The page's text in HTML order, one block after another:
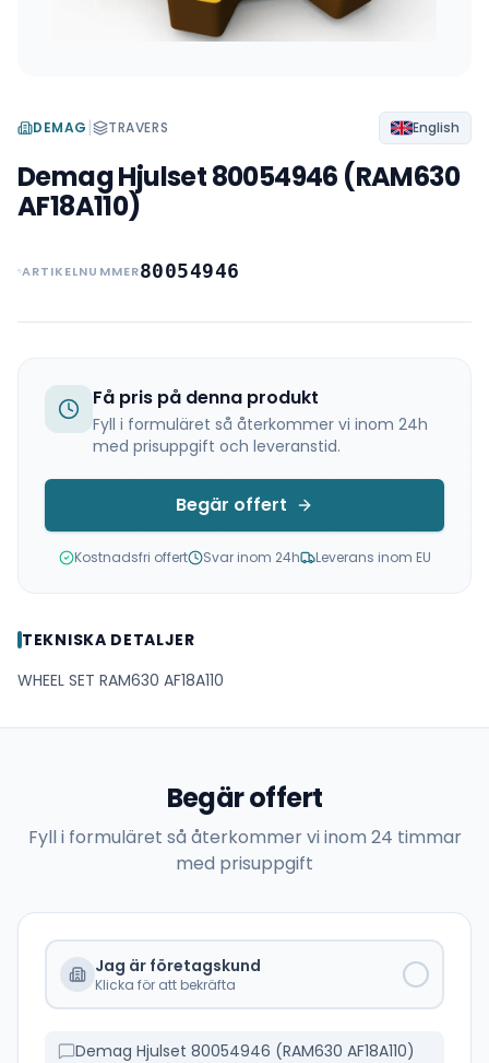
DEMAG | TRAVERS English
Demag Hjulset 80054946 (RAM630
AF18A110)
ARTIKELNUMMER80054946
Få pris på denna produkt
Fyll i formuläret så återkommer vi inom 24h
med prisuppgift och leveranstid.
Begär offert
Kostnadsfri offert Svar inom 24h Leverans inom EU
TEKNISKA DETALJER
WHEEL SET RAM630 AF18A110
Begär offert
Fyll i formuläret så återkommer vi inom 24 timmar
med prisuppgift
Jag är företagskund
Klicka för att bekräfta
Demag Hjulset 80054946 (RAM630 AF18A110)